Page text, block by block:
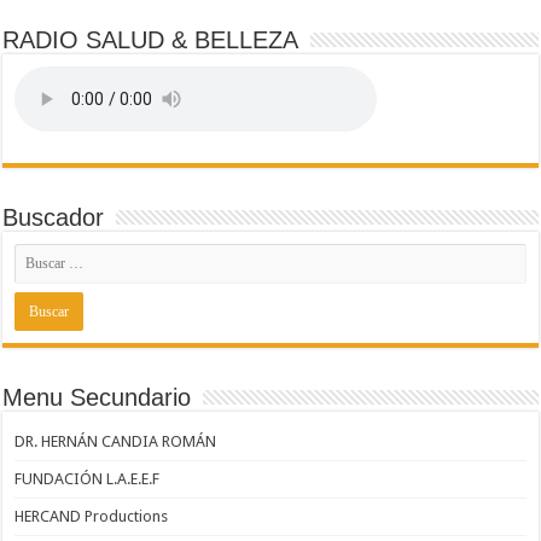
RADIO SALUD & BELLEZA
Buscador
Menu Secundario
DR. HERNÁN CANDIA ROMÁN
FUNDACIÓN L.A.E.E.F
HERCAND Productions